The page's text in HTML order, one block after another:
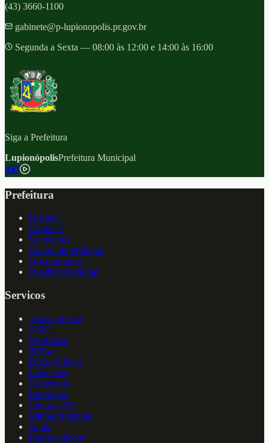
(43) 3660-1100
gabinete@p-lupionopolis.pr.gov.br
Segunda a Sexta — 08:00 às 12:00 e 14:00 às 16:00
Siga a Prefeitura
LupionópolisPrefeitura Municipal
f
Prefeitura
Historia
Gabinete
Secretarias
Galeria de Prefeitos
Organograma
Quadro Funcional
Servicos
Transparencia
e-SIC
Ouvidoria
NFS-e
Diario Oficial
Licitacoes
Concursos
Empregos
Central 156
Minha Prefeitura
Saude
Empreendedor